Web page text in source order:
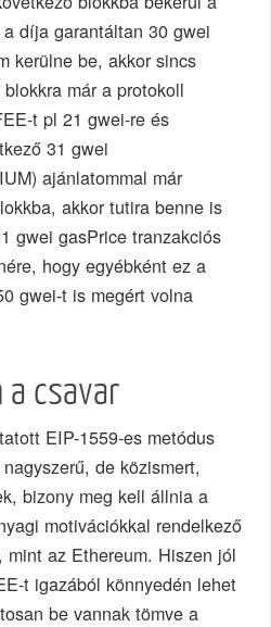
díja garantáltan 30 gwei
kerülne be, akkor sincs
már a protokoll
t pl 21 gwei-re és
31 gwei
ajánlatommal már
akkor tutira benne is
gwei gasPrice tranzakciós
hogy egyébként ez a
gwei-t is megért volna
a csavar
EIP-1559-es metódus
de közismert,
bizony meg kell állnia a
motivációkkal rendelkező
mint az Ethereum. Hiszen jól
t igazából könnyedén lehet
be vannak tömve a